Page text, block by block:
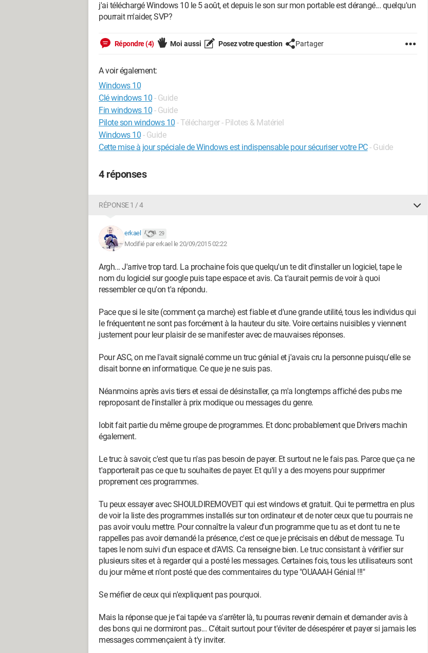
j'ai téléchargé Windows 10 le 5 août, et depuis le son sur mon portable est dérangé... quelqu'un
pourrait m'aider, SVP?
Répondre (4) Moi aussi Posez votre question Partager
A voir également:
Windows 10
Clé windows 10 - Guide
Fin windows 10 - Guide
Pilote son windows 10 - Télécharger - Pilotes & Matériel
Windows 10 - Guide
Cette mise à jour spéciale de Windows est indispensable pour sécuriser votre PC- Guide
4 réponses
RÉPONSE 1 / 4
erkael 29
Modifié par erkael le 20/09/2015 02:22
Argh... J'arrive trop tard. La prochaine fois que quelqu'un te dit d'installer un logiciel, tape le
nom du logiciel sur google puis tape espace et avis. Ca t'aurait permis de voir à quoi
ressembler ce qu'on t'a répondu.
Pace que si le site (comment ça marche) est fiable et d'une grande utilité, tous les individus qui
le fréquentent ne sont pas forcément à la hauteur du site. Voire certains nuisibles y viennent
justement pour leur plaisir de se manifester avec de mauvaises réponses.
Pour ASC, on me l'avait signalé comme un truc génial et j'avais cru la personne puisqu'elle se
disait bonne en informatique. Ce que je ne suis pas.
Néanmoins après avis tiers et essai de désinstaller, ça m'a longtemps affiché des pubs me
reproposant de l'installer à prix modique ou messages du genre.
Iobit fait partie du même groupe de programmes. Et donc probablement que Drivers machin
également.
Le truc à savoir, c'est que tu n'as pas besoin de payer. Et surtout ne le fais pas. Parce que ça ne
t'apporterait pas ce que tu souhaites de payer. Et qu'il y a des moyens pour supprimer
proprement ces programmes.
Tu peux essayer avec SHOULDIREMOVEIT qui est windows et gratuit. Qui te permettra en plus
de voir la liste des programmes installés sur ton ordinateur et de noter ceux que tu pourrais ne
pas avoir voulu mettre. Pour connaître la valeur d'un programme que tu as et dont tu ne te
rappelles pas avoir demandé la présence, c'est ce que je précisais en début de message. Tu
tapes le nom suivi d'un espace et d'AVIS. Ca renseigne bien. Le truc consistant à vérifier sur
plusieurs sites et à regarder qui a posté les messages. Certaines fois, tous les utilisateurs sont
du jour même et n'ont posté que des commentaires du type "OUAAAH Génial !!!"
Se méfier de ceux qui n'expliquent pas pourquoi.
Mais la réponse que je t'ai tapée va s'arrêter là, tu pourras revenir demain et demander avis à
des bons qui ne dormiront pas... C'était surtout pour t'éviter de désespérer et payer si jamais les
messages commençaient à t'y inviter.